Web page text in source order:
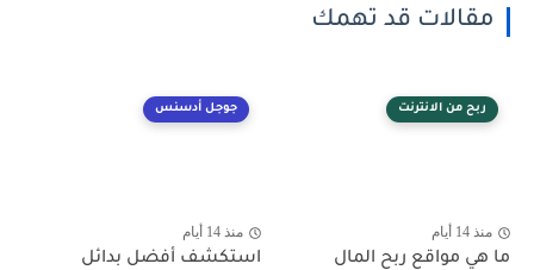
مقالات قد تهمك
ربح من الانترنت
منذ 14 أيام
ما هي مواقع ربح المال
جوجل أدسنس
منذ 14 أيام
استكشف أفضل بدائل